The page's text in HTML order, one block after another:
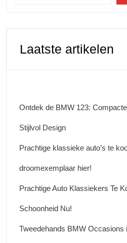
Laatste artikelen
Ontdek de BMW 123:
Stijlvol Design
Prachtige klassieke auto’s te
droomexemplaar hier!
Prachtige Auto Klassiekers Te
Schoonheid Nu!
Tweedehands BMW Occasions